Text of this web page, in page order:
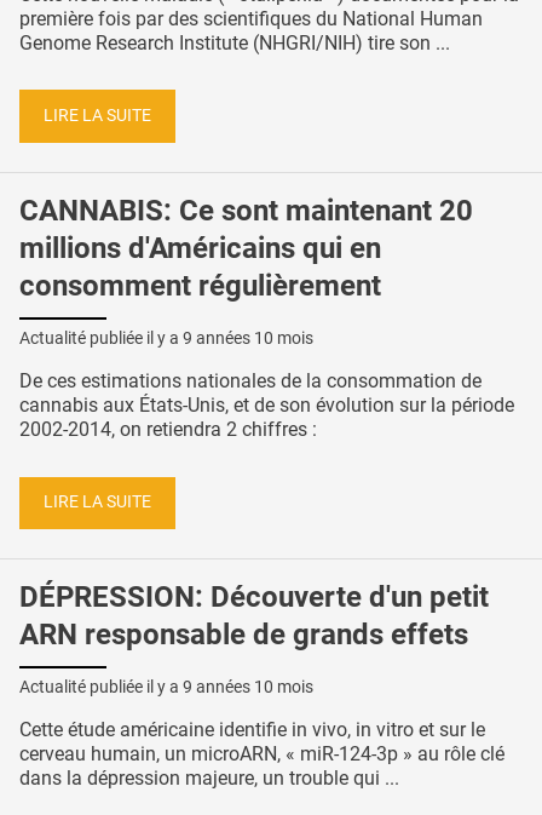
première fois par des scientifiques du National Human
Genome Research Institute (NHGRI/NIH) tire son ...
LIRE LA SUITE
CANNABIS: Ce sont maintenant 20
millions d'Américains qui en
consomment régulièrement
Actualité publiée il y a 9 années 10 mois
De ces estimations nationales de la consommation de
cannabis aux États-Unis, et de son évolution sur la période
2002-2014, on retiendra 2 chiffres :
LIRE LA SUITE
DÉPRESSION: Découverte d'un petit
ARN responsable de grands effets
Actualité publiée il y a 9 années 10 mois
Cette étude américaine identifie in vivo, in vitro et sur le
cerveau humain, un microARN, « miR-124-3p » au rôle clé
dans la dépression majeure, un trouble qui ...